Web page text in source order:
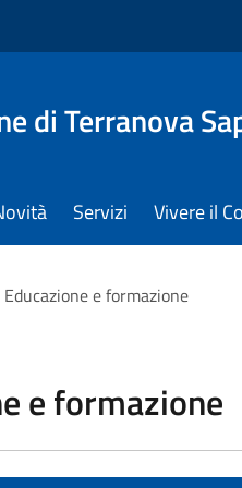
di Terranova
Servizi Vivere il
Educazione e formazione
e formazione